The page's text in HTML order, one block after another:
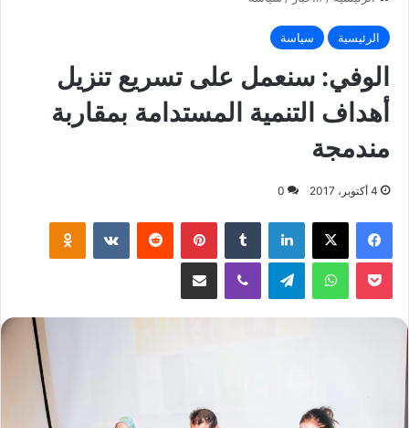
الرئيسية سياسة
الوفي: سنعمل على تسريع تنزيل
أهداف التنمية المستدامة بمقاربة
مندمجة
4 أكتوبر، 2017 0
لينكدإن بينتيريست
واتساب